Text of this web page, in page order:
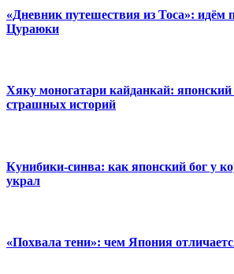
«Дневник путешествия из Тоса»: идём
Цураюки
Хяку моногатари кайданкай: японский
страшных историй
Кунибики-синва: как японский бог у
украл
«Похвала тени»: чем Япония